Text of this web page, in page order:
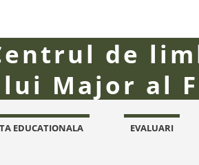
de
Major al
EDUCATIONALA EVALUARI